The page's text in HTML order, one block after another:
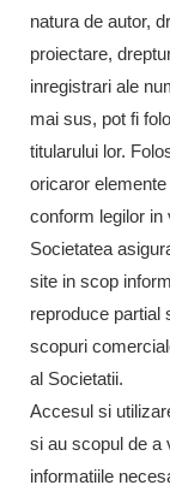
natura de autor,
proiectare,
inregistrari ale
mai sus, pot fi
titularului lor.
oricaror
conform legilor in
Societatea
site in scop
reproduce partial
scopuri
al Societatii.
Accesul si
si au scopul de a
informatiile